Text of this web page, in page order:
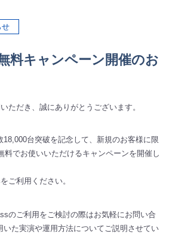
せ
料キャンペーン開催のお
ただき、誠にありがとうございます。
18,000台突破を記念して、新規のお客様に限
料でお使いいただけるキャンペーンを開催し
ご利用ください。
のご利用をご検討の際はお気軽にお問い合
いた実演や運用方法についてご説明させてい